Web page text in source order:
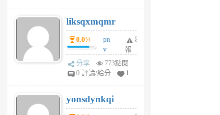
6
個
月
前
liksqxmqmr
0.0分
pn
v
wt
sv
6
個
舉
報
分享
773點閱
0 評論/給分
1
yonsdynkqi